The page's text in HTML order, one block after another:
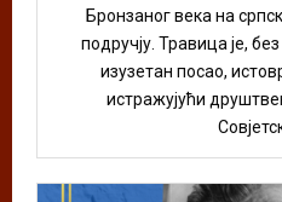
Бронзаног века на
подручју. Травица је,
изузетан посао,
истражујући